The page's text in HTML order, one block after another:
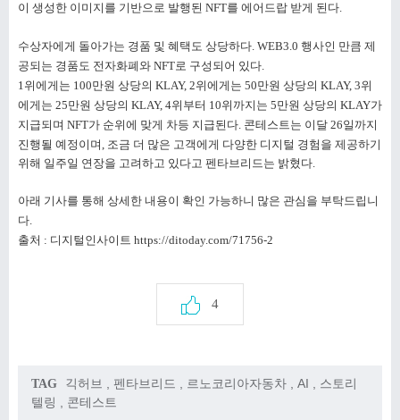
이 생성한 이미지를 기반으로 발행된 NFT를 에어드랍 받게 된다.
수상자에게 돌아가는 경품 및 혜택도 상당하다. WEB3.0 행사인 만큼 제
공되는 경품도 전자화폐와 NFT로 구성되어 있다.
1위에게는 100만원 상당의 KLAY, 2위에게는 50만원 상당의 KLAY, 3위
에게는 25만원 상당의 KLAY, 4위부터 10위까지는 5만원 상당의 KLAY가
지급되며 NFT가 순위에 맞게 차등 지급된다. 콘테스트는 이달 26일까지
진행될 예정이며, 조금 더 많은 고객에게 다양한 디지털 경험을 제공하기
위해 일주일 연장을 고려하고 있다고 펜타브리드는 밝혔다.
아래 기사를 통해 상세한 내용이 확인 가능하니 많은 관심을 부탁드립니
다.
출처 : 디지털인사이트 https://ditoday.com/71756-2
4
TAG 긱허브 펜타브리드 르노코리아자동차 AI
스토리
텔링
콘테스트